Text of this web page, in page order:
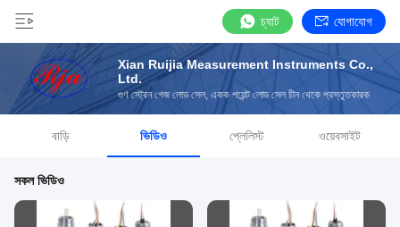
চ্যাট যোগাযোগ
Xian Ruijia Measurement Instruments Co.,
Ltd.
গুণ স্ট্রেন গেজ লোড সেল, একক পয়েন্ট লোড সেল চীন থেকে প্রস্তুতকারক
বাড়ি ভিডিও প্লেলিস্ট ওয়েবসাইট
সকল ভিডিও